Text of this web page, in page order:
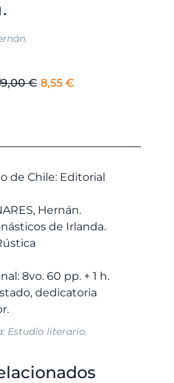
9,00€ El
8,55 €
de Chile: Editorial
Hernán.
de Irlanda.
8vo. 60 pp. + 1 h.
dedicatoria
Estudio literario.